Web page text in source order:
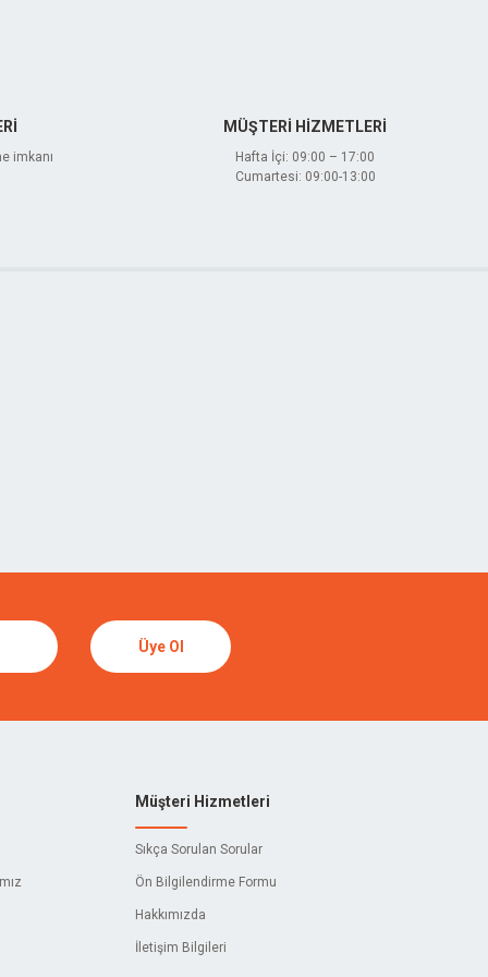
imkanı
MÜŞTERİ HİZMETLERİ
Hafta İçi: 09:00 – 17:00
Cumartesi: 09:00-13:00
Üye Ol
Müşteri Hizmetleri
Sıkça Sorulan Sorular
Ön Bilgilendirme Formu
Hakkımızda
İletişim Bilgileri